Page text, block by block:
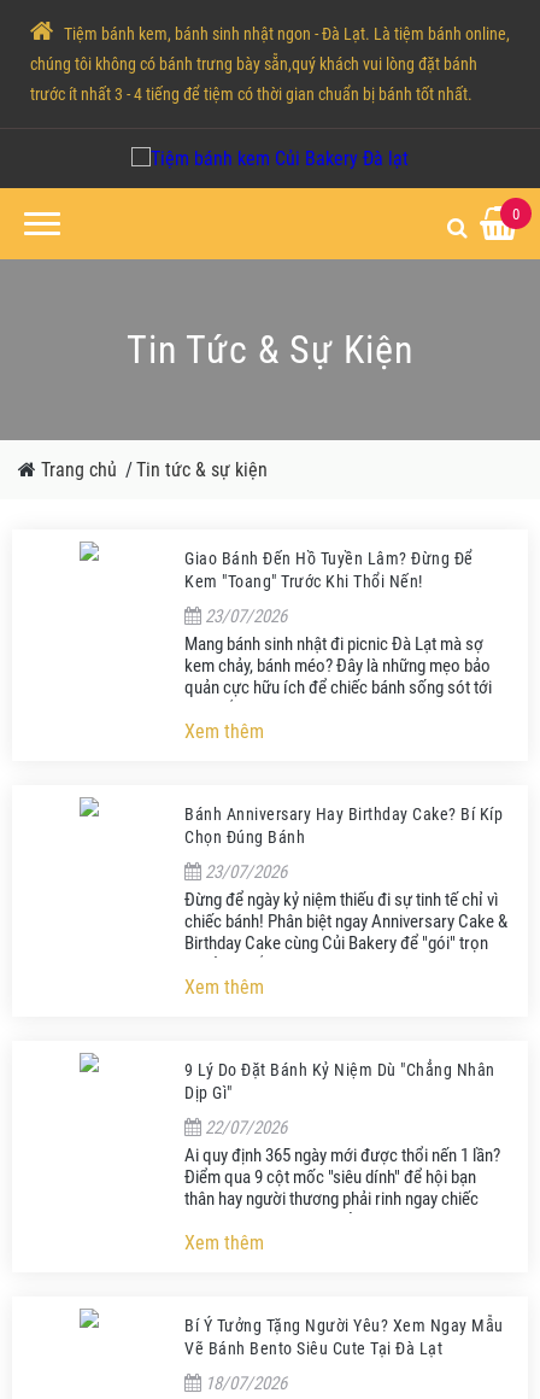
Tiệm bánh kem, bánh sinh nhật ngon - Đà Lạt. Là tiệm bánh online,
chúng tôi không có bánh trưng bày sẵn,quý khách vui lòng đặt bánh
trước ít nhất 3 - 4 tiếng để tiệm có thời gian chuẩn bị bánh tốt nhất.
0
Tin Tức & Sự Kiện
Trang chủ /Tin tức & sự kiện
Giao Bánh Đến Hồ Tuyền Lâm? Đừng Để
Kem "Toang" Trước Khi Thổi Nến!
23/07/2026
Mang bánh sinh nhật đi picnic Đà Lạt mà sợ
kem chảy, bánh méo? Đây là những mẹo bảo
quản cực hữu ích để chiếc bánh sống sót tới
phút cắt bánh!
Xem thêm
Bánh Anniversary Hay Birthday Cake? Bí Kíp
Chọn Đúng Bánh
23/07/2026
Đừng để ngày kỷ niệm thiếu đi sự tinh tế chỉ vì
chiếc bánh! Phân biệt ngay Anniversary Cake &
Birthday Cake cùng Củi Bakery để "gói" trọn
khoảnh khắc.
Xem thêm
9 Lý Do Đặt Bánh Kỷ Niệm Dù "Chẳng Nhân
Dịp Gì"
22/07/2026
Ai quy định 365 ngày mới được thổi nến 1 lần?
Điểm qua 9 cột mốc "siêu dính" để hội bạn
thân hay người thương phải rinh ngay chiếc
bánh anniversary nhà Củi!
Xem thêm
Bí Ý Tưởng Tặng Người Yêu? Xem Ngay Mẫu
Vẽ Bánh Bento Siêu Cute Tại Đà Lạt
18/07/2026